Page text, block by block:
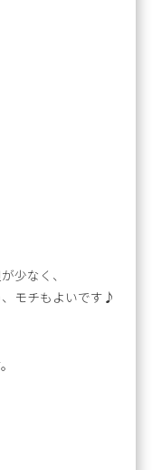
少なく、
モチもよいです♪